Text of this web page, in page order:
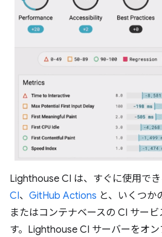
Lighthouse CI は、すぐに使用でき
CI、 GitHub Actions と、いくつか
またはコンテナベースの CI サー
す。Lighthouse CI サーバーをオ